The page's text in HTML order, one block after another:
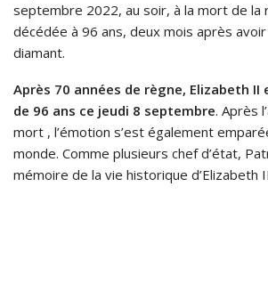
septembre 2022, au soir, à la mort de la
décédée à 96 ans, deux mois après
diamant.
Après 70 années de règne, Elizabeth II
de 96 ans ce jeudi 8 septembre. Après
mort , l’émotion s’est également
monde. Comme plusieurs chef d’état,
mémoire de la vie historique d’Elizabeth